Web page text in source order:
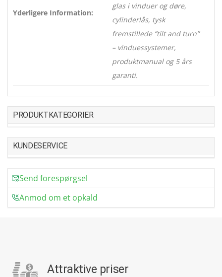
Yderligere Information:
glas i vinduer og døre,
cylinderlås, tysk
fremstillede “tilt and turn”
– vinduessystemer,
produktmanual og 5 års
garanti.
PRODUKTKATEGORIER
KUNDESERVICE
Send forespørgsel
Anmod om et opkald
Attraktive priser